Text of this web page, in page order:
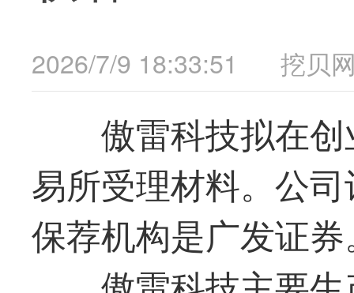
2026/7/9 18:33:51 挖贝
傲雷科技拟在
易所受理材料。公
保荐机构是广发证